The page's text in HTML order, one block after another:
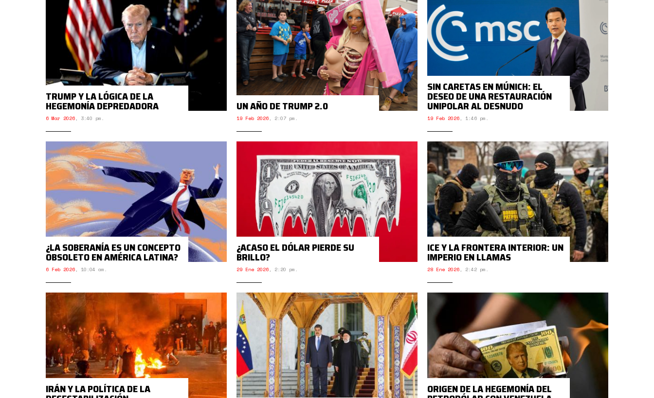
TRUMP Y LA LÓGICA DE LA
HEGEMONÍA DEPREDADORA
6 Mar 2026, 3:40 pm.
UN AÑO DE TRUMP 2.0
19 Feb 2026, 2:07 pm.
SIN CARETAS EN MÚNICH: EL
DESEO DE UNA RESTAURACIÓN
UNIPOLAR AL DESNUDO
19 Feb 2026, 1:46 pm.
¿LA SOBERANÍA ES UN CONCEPTO
OBSOLETO EN AMÉRICA LATINA?
6 Feb 2026, 10:04 am.
¿ACASO EL DÓLAR PIERDE SU
BRILLO?
29 Ene 2026, 2:20 pm.
ICE Y LA FRONTERA INTERIOR: UN
IMPERIO EN LLAMAS
28 Ene 2026, 2:42 pm.
IRÁN Y LA POLÍTICA DE LA ORIGEN DE LA HEGEMONÍA DEL